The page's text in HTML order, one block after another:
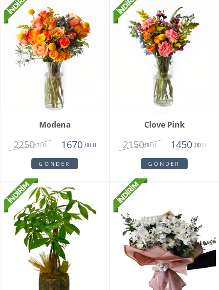
Modena
2250,00 TL 1670,00 TL
GÖNDER
Clove Pink
2150,00 TL 1450,00 TL
GÖNDER